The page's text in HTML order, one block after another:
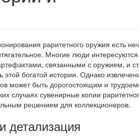
раритетного оружия есть
Многие люди интересуются
связанными с оружием, и
этой богатой истории. Однако
может быть дорогостоящим и
случаях сувенирные копии
решением для коллекционеров.
детализация